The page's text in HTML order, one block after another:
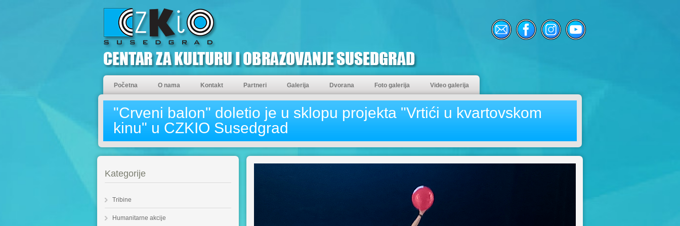
Početna O nama Kontakt Partneri Galerija Dvorana Foto galerija Video galerija
"Crveni balon" doletio je u sklopu projekta "Vrtići u kvartovskom
kinu" u CZKIO Susedgrad
Kategorije
Tribine
Humanitarne akcije